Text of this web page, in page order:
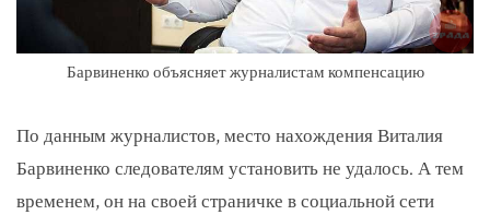
Барвиненко объясняет журналистам компенсацию
По данным журналистов, место нахождения Виталия
Барвиненко следователям установить не удалось. А тем
временем, он на своей страничке в социальной сети